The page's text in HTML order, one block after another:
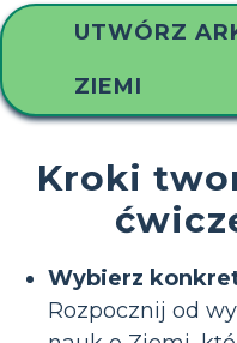
UTWÓRZ
ZIEMI
Kroki
Wybierz
Rozpocznij od